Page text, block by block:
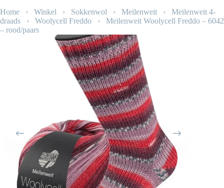
Home › Winkel › Sokkenwol › Meilenweit › Meilenweit 4-
draads › Woolycell Freddo › Meilenweit Woolycell Freddo – 6042
– rood/paars